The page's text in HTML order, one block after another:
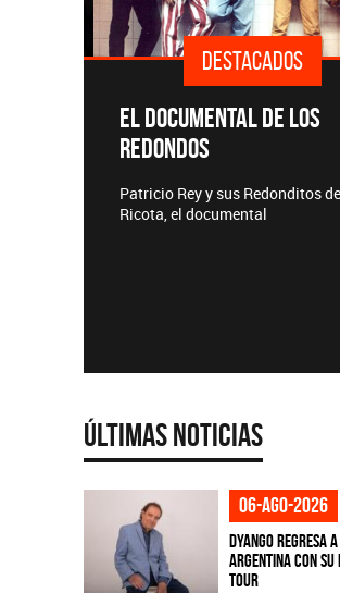
DESTACADOS
EL DOCUMENTAL DE LOS
REDONDOS
Patricio Rey y sus Redonditos de
Ricota, el documental
Últimas Noticias
06-ago-2026
Dyango regresa a
Argentina con su
tour